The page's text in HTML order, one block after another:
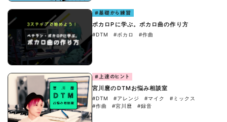
#基礎から練習
ボカロPに学ぶ。ボカロ曲の作り方
#DTM #ボカロ #作曲
#上達のヒント
宮川麿のDTMお悩み相談室
#DTM #アレンジ #マイク
#ミックス
#作曲
#宮川麿 #録音